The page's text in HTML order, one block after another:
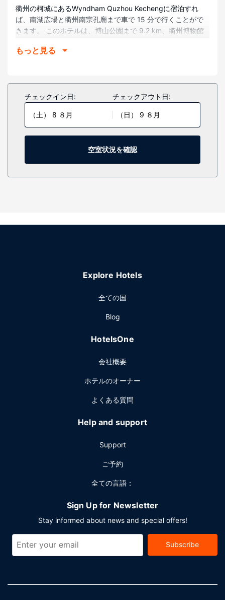
衢州の柯城にあるWyndham Quzhou Kechengに宿泊すれ
ば、南湖広場と衢州南宗孔廟まで車で 15 分で行くことがで
きます。 このホテルは、博山公園まで 9.2 km、衢州博物館
部屋
には、バスアメニティ (無料)、ヘアドライヤーがあります。
アイロン / アイロン台をご利用いただけ、ハウスキーピング
サービスは、毎日行われます。
その他の施設
ドライクリーニング / ランドリー サービス、24 時間対応フ
ロントデスクをご活用いただけます。
もっと見る
チェックイン日:
（土） 8 ８月
チェックアウト日:
（日） 9 ８月
空室状況を確認
Explore Hotels
全ての国
Blog
HotelsOne
会社概要
ホテルのオーナー
よくある質問
Help and support
Support
ご予約
全ての言語：
Sign Up for Newsletter
Stay informed about news and special offers!
Subscribe